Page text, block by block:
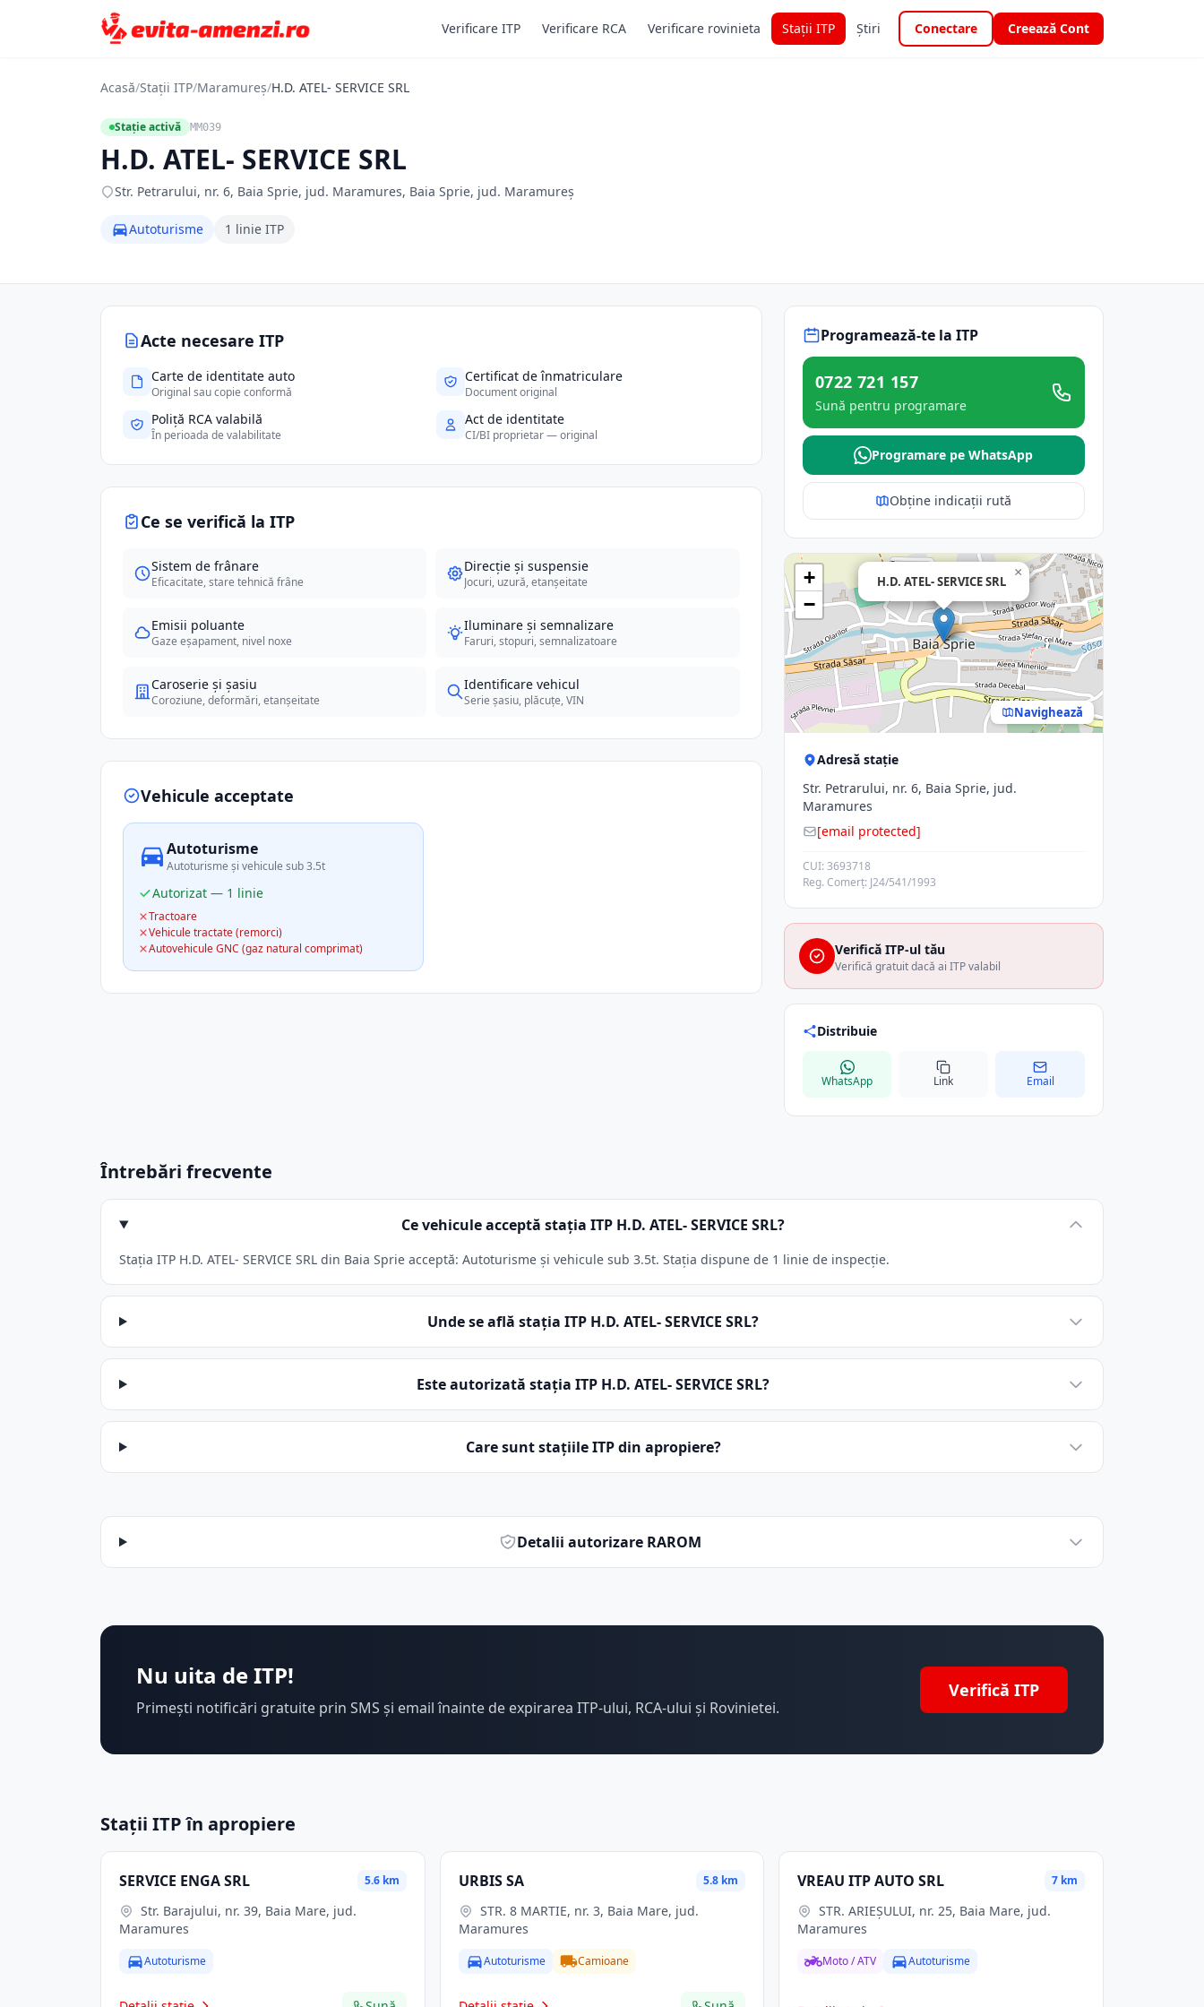
Verificare ITP Verificare RCA Verificare rovinieta Stații ITP Știri Conectare Creează Cont
Acasă/Stații ITP/Maramureș/H.D. ATEL- SERVICE SRL
Stație activă MM039
H.D. ATEL- SERVICE SRL
Str. Petrarului, nr. 6, Baia Sprie, jud. Maramures, Baia Sprie, jud. Maramureș
Autoturisme 1 linie ITP
Acte necesare ITP
Carte de identitate auto
Original sau copie conformă
Certificat de înmatriculare
Document original
Poliță RCA valabilă
În perioada de valabilitate
Act de identitate
CI/BI proprietar — original
Ce se verifică la ITP
Sistem de frânare
Eficacitate, stare tehnică frâne
Direcție și suspensie
Jocuri, uzură, etanșeitate
Emisii poluante
Gaze eșapament, nivel noxe
Iluminare și semnalizare
Faruri, stopuri, semnalizatoare
Caroserie și șasiu
Coroziune, deformări, etanșeitate
Identificare vehicul
Serie șasiu, plăcuțe, VIN
Vehicule acceptate
Autoturisme
Autoturisme și vehicule sub 3.5t
Autorizat — 1 linie
Tractoare
Vehicule tractate (remorci)
Autovehicule GNC (gaz natural comprimat)
Programează-te la ITP
0722 721 157
Sună pentru programare
Programare pe WhatsApp
Obține indicații rută
H.D. ATEL- SERVICE SRL
×
+
−
Navighează
Adresă stație
Str. Petrarului, nr. 6, Baia Sprie, jud.
Maramures
[email protected]
CUI: 3693718
Reg. Comerț: J24/541/1993
Verifică ITP-ul tău
Verifică gratuit dacă ai ITP valabil
Distribuie
WhatsApp Link Email
Întrebări frecvente
Ce vehicule acceptă stația ITP H.D. ATEL- SERVICE SRL?
Stația ITP H.D. ATEL- SERVICE SRL din Baia Sprie acceptă: Autoturisme și vehicule sub 3.5t. Stația dispune de 1 linie de inspecție.
Unde se află stația ITP H.D. ATEL- SERVICE SRL?
Este autorizată stația ITP H.D. ATEL- SERVICE SRL?
Care sunt stațiile ITP din apropiere?
Detalii autorizare RAROM
Nu uita de ITP!
Primești notificări gratuite prin SMS și email înainte de expirarea ITP-ului, RCA-ului și Rovinietei.
Verifică ITP
Stații ITP în apropiere
SERVICE ENGA SRL 5.6 km
Maramures
Autoturisme
URBIS SA 5.8 km
Maramures
Autoturisme Camioane
VREAU ITP AUTO SRL 7 km
STR. ARIEŞULUI, nr. 25, Baia Mare, jud.
Maramures
Moto / ATV Autoturisme